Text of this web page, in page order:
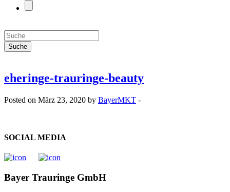
eheringe-trauringe-beauty
Posted on März 23, 2020 by BayerMKT -
SOCIAL MEDIA
Bayer Trauringe GmbH